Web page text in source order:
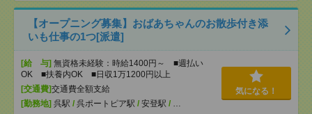
【オープニング募集】おばあちゃんのお散歩付き添
いも仕事の1つ[派遣]
[給 与] 無資格未経験：時給1400円～ ■週払い
OK ■扶養内OK ■日収1万1200円以上
[交通費]交通費全額支給
[勤務地] 呉駅 / 呉ポートピア駅 / 安登駅 / …
気になる！